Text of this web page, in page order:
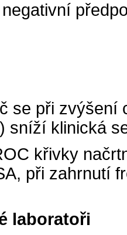
se při zvýšení
sníží klinická
křivky
při zahrnutí
laboratoři